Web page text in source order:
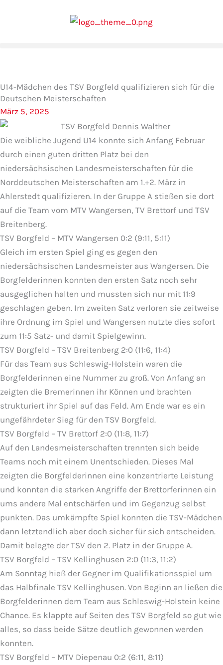
U14-Mädchen des TSV Borgfeld qualifizieren sich für die
Deutschen Meisterschaften
März 5, 2025
Die weibliche Jugend U14 konnte sich Anfang Februar
durch einen guten dritten Platz bei den
niedersächsischen Landesmeisterschaften für die
Norddeutschen Meisterschaften am 1.+2. März in
Ahlerstedt qualifizieren. In der Gruppe A stießen sie dort
auf die Team vom MTV Wangersen, TV Brettorf und TSV
Breitenberg.
TSV Borgfeld – MTV Wangersen 0:2 (9:11, 5:11)
Gleich im ersten Spiel ging es gegen den
niedersächsischen Landesmeister aus Wangersen. Die
Borgfelderinnen konnten den ersten Satz noch sehr
ausgeglichen halten und mussten sich nur mit 11:9
geschlagen geben. Im zweiten Satz verloren sie zeitweise
ihre Ordnung im Spiel und Wangersen nutzte dies sofort
zum 11:5 Satz- und damit Spielgewinn.
TSV Borgfeld – TSV Breitenberg 2:0 (11:6, 11:4)
Für das Team aus Schleswig-Holstein waren die
Borgfelderinnen eine Nummer zu groß. Von Anfang an
zeigten die Bremerinnen ihr Können und brachten
strukturiert ihr Spiel auf das Feld. Am Ende war es ein
ungefährdeter Sieg für den TSV Borgfeld.
TSV Borgfeld – TV Brettorf 2:0 (11:8, 11:7)
Auf den Landesmeisterschaften trennten sich beide
Teams noch mit einem Unentschieden. Dieses Mal
zeigten die Borgfelderinnen eine konzentrierte Leistung
und konnten die starken Angriffe der Brettorferinnen ein
ums andere Mal entschärfen und im Gegenzug selbst
punkten. Das umkämpfte Spiel konnten die TSV-Mädchen
dann letztendlich aber doch sicher für sich entscheiden.
Damit belegte der TSV den 2. Platz in der Gruppe A.
TSV Borgfeld – TSV Kellinghusen 2:0 (11:3, 11:2)
Am Sonntag hieß der Gegner im Qualifikationsspiel um
das Halbfinale TSV Kellinghusen. Von Beginn an ließen die
Borgfelderinnen dem Team aus Schleswig-Holstein keine
Chance. Es klappte auf Seiten des TSV Borgfeld so gut wie
alles, so dass beide Sätze deutlich gewonnen werden
konnten.
TSV Borgfeld – MTV Diepenau 0:2 (6:11, 8:11)